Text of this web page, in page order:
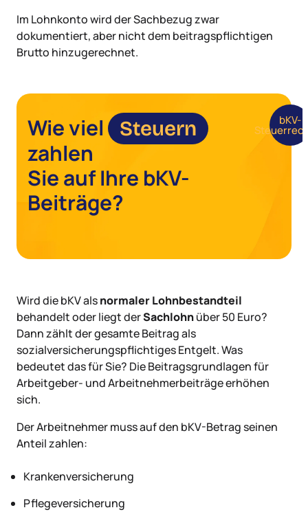
Im Lohnkonto wird der Sachbezug zwar
dokumentiert, aber nicht dem beitragspflichtigen
Brutto hinzugerechnet.
Wie viel Steuern
zahlen
Sie auf Ihre bKV-
Beiträge?
bKV-
Wird die bKV alsnormaler Lohnbestandteil
behandelt oder liegt derSachlohnüber 50 Euro?
Dann zählt der gesamte Beitrag als
sozialversicherungspflichtiges Entgelt. Was
bedeutet das für Sie? Die Beitragsgrundlagen für
Arbeitgeber- und Arbeitnehmerbeiträge erhöhen
sich.
Der Arbeitnehmer muss auf den bKV-Betrag seinen
Anteil zahlen:
Krankenversicherung
Pflegeversicherung